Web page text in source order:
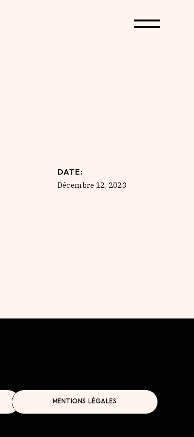
DATE:
Décembre 12, 2023
MENTIONS LÉGALES